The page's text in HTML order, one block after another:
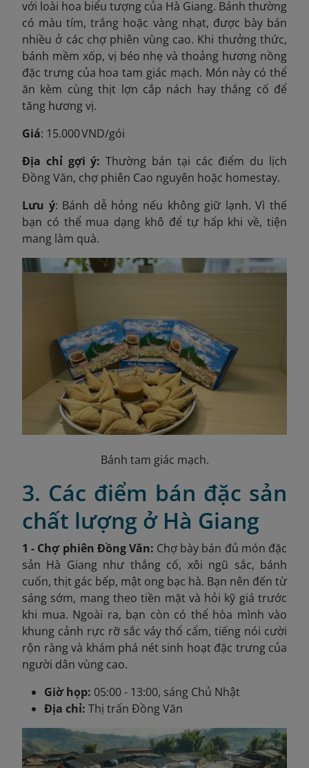
với loài hoa biểu tượng của Hà Giang. Bánh thường
có màu tím, trắng hoặc vàng nhạt, được bày bán
nhiều ở các chợ phiên vùng cao. Khi thưởng thức,
bánh mềm xốp, vị béo nhẹ và thoảng hương nồng
đặc trưng của hoa tam giác mạch. Món này có thể
ăn kèm cùng thịt lợn cắp nách hay thắng cố để
tăng hương vị.
Giá: 15.000 VND/gói
Địa chỉ gợi ý:Thường bán tại các điểm du lịch
Đồng Văn, chợ phiên Cao nguyên hoặc homestay.
Lưu ý: Bánh dễ hỏng nếu không giữ lạnh. Vì thế
bạn có thể mua dạng khô để tự hấp khi về, tiện
mang làm quà.
Bánh tam giác mạch.
3. Các điểm bán đặc sản
chất lượng ở Hà Giang
1 - Chợ phiên Đồng Văn: Chợ bày bán đủ món đặc
sản Hà Giang như thắng cố, xôi ngũ sắc, bánh
cuốn, thịt gác bếp, mật ong bạc hà. Bạn nên đến từ
sáng sớm, mang theo tiền mặt và hỏi kỹ giá trước
khi mua. Ngoài ra, bạn còn có thể hòa mình vào
khung cảnh rực rỡ sắc váy thổ cẩm, tiếng nói cười
rộn ràng và khám phá nét sinh hoạt đặc trưng của
người dân vùng cao.
Giờ họp: 05:00 - 13:00, sáng Chủ Nhật
Địa chỉ: Thị trấn Đồng Văn